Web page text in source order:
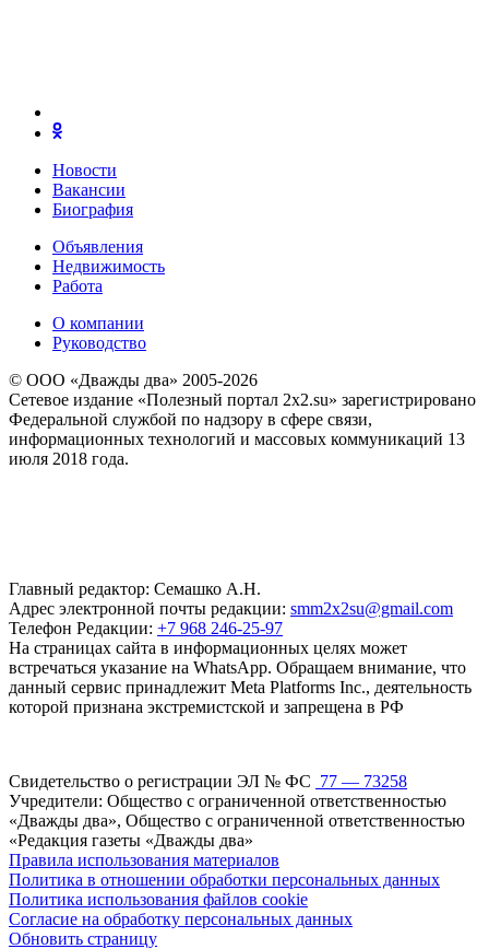
Новости
Вакансии
Биография
Объявления
Недвижимость
Работа
О компании
Руководство
© ООО «Дважды два» 2005-2026
Сетевое издание «Полезный портал 2x2.su» зарегистрировано
Федеральной службой по надзору в сфере связи,
информационных технологий и массовых коммуникаций 13
июля 2018 года.
Главный редактор: Семашко А.Н.
Адрес электронной почты редакции: smm2x2su@gmail.com
Телефон Редакции: +7 968 246-25-97
На страницах сайта в информационных целях может
встречаться указание на WhatsApp. Обращаем внимание, что
данный сервис принадлежит Meta Platforms Inc., деятельность
которой признана экстремистской и запрещена в РФ
Свидетельство о регистрации ЭЛ № ФС 77 — 73258
Учредители: Общество с ограниченной ответственностью
«Дважды два», Общество с ограниченной ответственностью
«Редакция газеты «Дважды два»
Правила использования материалов
Политика в отношении обработки персональных данных
Политика использования файлов cookie
Согласие на обработку персональных данных
Обновить страницу